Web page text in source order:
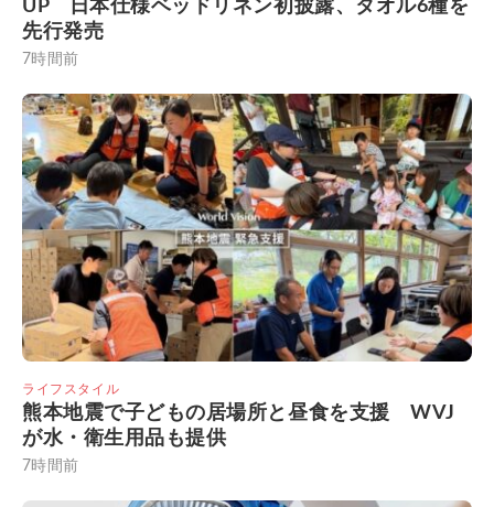
UP 日本仕様ベッドリネン初披露、タオル6種を
先行発売
7時間前
ライフスタイル
熊本地震で子どもの居場所と昼食を支援 WVJ
が水・衛生用品も提供
7時間前